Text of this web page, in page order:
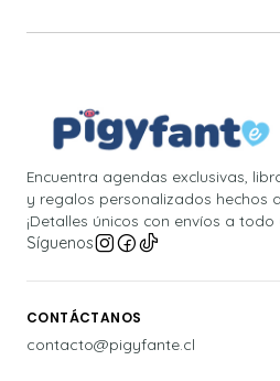
Encuentra agendas exclusivas,
y regalos personalizados hechos
¡Detalles únicos con envíos a todo
Síguenos
CONTÁCTANOS
contacto@pigyfante.cl